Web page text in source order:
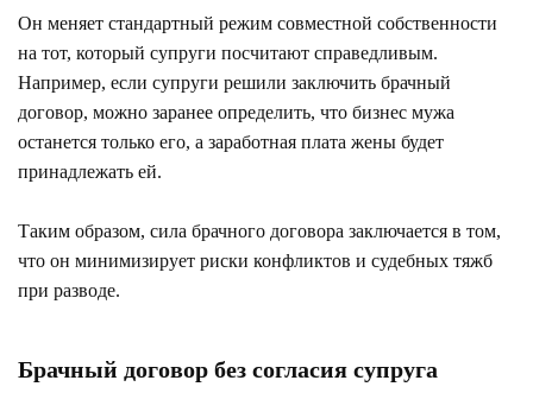
Он меняет стандартный режим совместной собственности
на тот, который супруги посчитают справедливым.
Например, если супруги решили заключить брачный
договор, можно заранее определить, что бизнес мужа
останется только его, а заработная плата жены будет
принадлежать ей.
Таким образом, сила брачного договора заключается в том,
что он минимизирует риски конфликтов и судебных тяжб
при разводе.
Брачный договор без согласия супруга